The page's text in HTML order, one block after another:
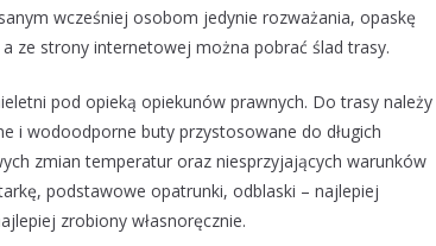
wcześniej osobom jedynie rozważania, opaskę
ze strony internetowej można pobrać ślad trasy.
pod opieką opiekunów prawnych. Do trasy należy
i wodoodporne buty przystosowane do długich
zmian temperatur oraz niesprzyjających warunków
podstawowe opatrunki, odblaski – najlepiej
zrobiony własnoręcznie.